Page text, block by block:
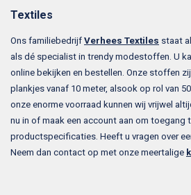
Textiles
Ons familiebedrijf Verhees Textiles staat
als dé specialist in trendy modestoffen. U
online bekijken en bestellen. Onze stoffen
plankjes vanaf 10 meter, alsook op rol van
onze enorme voorraad kunnen wij vrijwel
nu in of maak een account aan om toegang
productspecificaties. Heeft u vragen over
Neem dan contact op met onze meertalige